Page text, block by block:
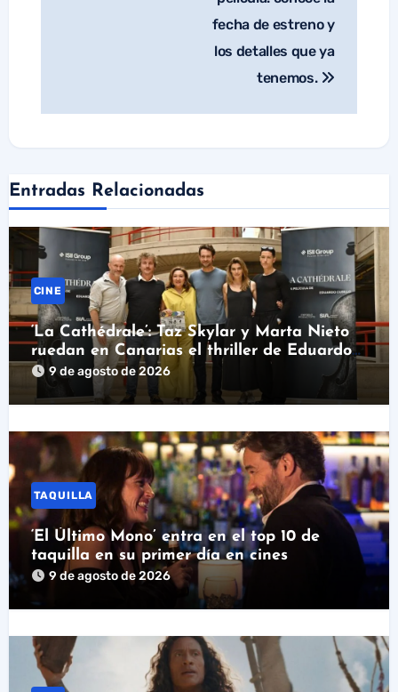
fecha de estreno y
los detalles que ya
tenemos.
Entradas Relacionadas
CINE
‘La Cathédrale’: Taz Skylar y Marta Nieto
ruedan en Canarias el thriller de Eduardo
Cubillo
9 de agosto de 2026
TAQUILLA
‘El Último Mono’ entra en el top 10 de
taquilla en su primer día en cines
9 de agosto de 2026